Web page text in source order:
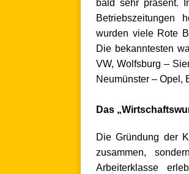
bald sehr präsent.
Betriebszeitungen
wurden viele Rote
Die bekanntesten
VW, Wolfsburg –
Neumünster – Opel,
Das
Die Gründung der
zusammen,
Arbeiterklasse